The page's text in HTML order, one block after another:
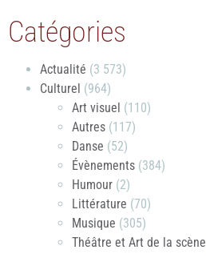
Catégories
Actualité (3 573)
Culturel (964)
Art visuel (110)
Autres (117)
Danse (52)
Évènements (384)
Humour (2)
Littérature (70)
Musique (305)
Théâtre et Art de la scène